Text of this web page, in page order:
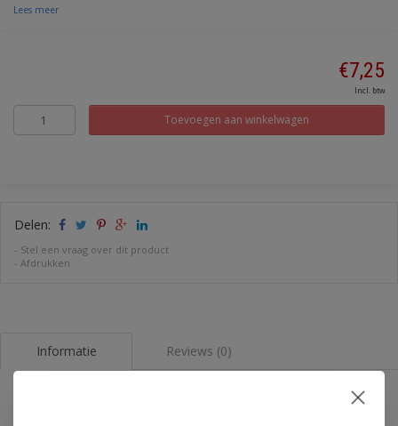
Lees meer
€7,25
Incl. btw
Toevoegen aan winkelwagen
Delen:
- Stel een vraag over dit product
- Afdrukken
Informatie Reviews (0)